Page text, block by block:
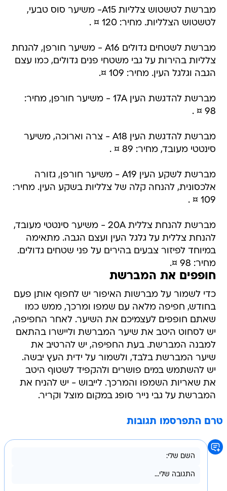
מברשת לטשטוש צלליות A15- משיער סוס טבעי,
לטשטוש הצלליות. מחיר: 120 ¤ .
מברשת לשטחים גדולים A16 - משיער חורפן, להנחת
צלליות בהירות על גבי משטחי פנים גדולים, כמו עצם
הגבה וגלגל העין. מחיר: 109 ¤.
מברשת להדגשת העין 17A - משיער חורפן, מחיר:
98 ¤ .
מברשת להדגשת העין A18 - צרה וארוכה, משיער
סינטטי מעובד, מחיר: 89 ¤ .
מברשת לשקע העין A19 - משיער חורפן, גזורה
אלכסונית, להנחה קלה של צלליות בשקע העין. מחיר:
109 ¤ .
מברשת להנחת צללית 20A - משיער סינטטי מעובד,
להנחת צללית על גלגל העין ועצם הגבה. מתאימה
במיוחד לפיזור צבעים בהירים על פני שטחים גדולים.
מחיר: 98 ¤.
חופפים את המברשת
כדי לשמור על מברשות האיפור יש לחפוף אותן פעם
בחודש, חפיפה מלאה עם שמפו ומרכך, ממש כמו
שאתם חופפים לעצמיכם את השיער. לאחר החפיפה,
יש לסחוט היטב את שיער המברשת וליישרו בהתאם
למבנה המברשת. בעת החפיפה, יש להרטיב את
שיער המברשת בלבד, ולשמור על ידית העץ יבשה.
יש להשתמש במים פושרים ולהקפיד לשטוף היטב
את שאריות השמפו והמרכך. לייבוש - יש להניח את
המברשת על גבי נייר סופג במקום מוצל וקריר.
טרם התפרסמו תגובות